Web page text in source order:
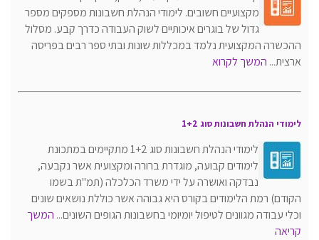
מקצועיים חשובים. לימודי הנהלת חשבונות מספקים מספר
גדול של בוגרים איכותיים לשוק העבודה כדרך קבע. מסלול
ההכשרה המקצועית נלמד במכללות שונות ובתי ספר רבים בפריסה
ארצית... המשך לקרוא
לימודי הנהלת חשבונות סוג 1+2
לימודי הנהלת חשבונות סוג 1+2 מתקיימים במתכונת
לימודים קבועה, מוגדרת ברורה ומקצועית אשר נקבעה,
נבדקה ואושרה על ידי משרד הכלכלה (תמ"ת בשמו
הקודם) רמת הלימודים בקורס היא גבוהה אשר כוללת נושאים שונים
וכלי עבודה מגוונים לטיפול יומיומי בחשבונות הגופים השונים... המשך
קריאה